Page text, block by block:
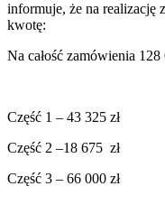
informuje, że na realizację
kwotę:
Na całość zamówienia
Część 1 – 43 325 zł
Część 2 –18 675
Część 3 – 66 000 zł